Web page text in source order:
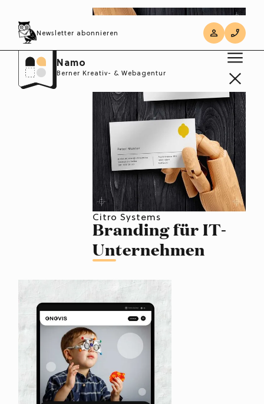
Newsletter abonnieren
Namo
Berner Kreativ- & Webagentur
Citro Systems
Branding für IT-
Unternehmen